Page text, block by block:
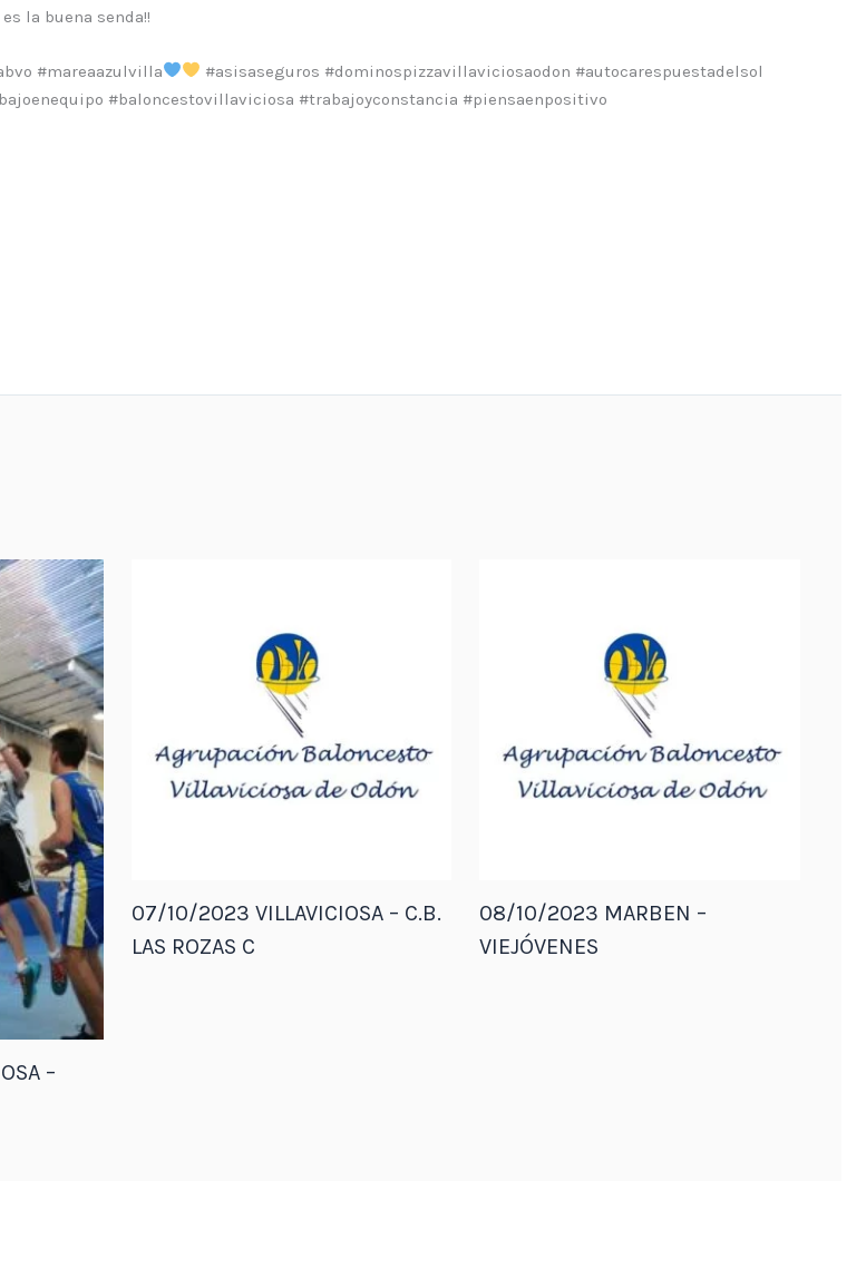
la buena senda!!
#mareaazulvilla
#asisaseguros #dominospizzavillaviciosaodon #autocarespuestadelsol
#baloncestovillaviciosa #trabajoyconstancia #piensaenpositivo
–
07/10/2023 VILLAVICIOSA – C.B.
LAS ROZAS C
08/10/2023 MARBEN –
VIEJÓVENES